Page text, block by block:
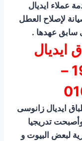
عملاء ايديال
لإصلاح العطل
سابق عهدها .
ايديال
زانوسى 19418 –
ايديال زانوسى
تدريجيا
لبعض البيوت و